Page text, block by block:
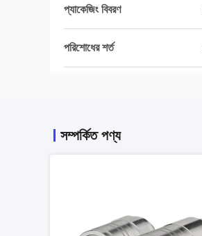
প্যাকেজিং বিবরণ
পরিশোধের শর্ত
সম্পর্কিত পণ্য